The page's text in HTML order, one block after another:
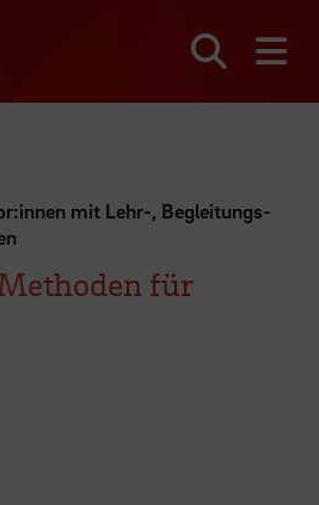
mit Lehr-, Begleitungs-
für